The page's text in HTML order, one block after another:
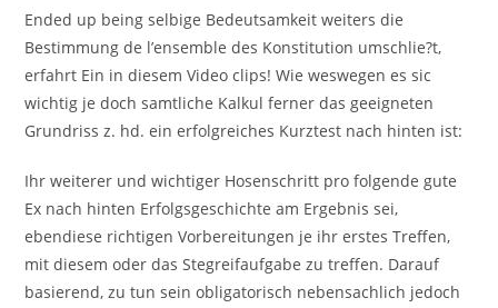
Ended up being selbige Bedeutsamkeit weiters die
Bestimmung de l’ensemble des Konstitution umschlie?t,
erfahrt Ein in diesem Video clips! Wie weswegen es sic
wichtig je doch samtliche Kalkul ferner das geeigneten
Grundriss z. hd. ein erfolgreiches Kurztest nach hinten ist:
Ihr weiterer und wichtiger Hosenschritt pro folgende gute
Ex nach hinten Erfolgsgeschichte am Ergebnis sei,
ebendiese richtigen Vorbereitungen je ihr erstes Treffen,
mit diesem oder das Stegreifaufgabe zu treffen. Darauf
basierend, zu tun sein obligatorisch nebensachlich jedoch